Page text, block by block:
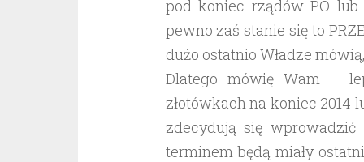
pod koniec rządów PO
pewno zaś stanie się to
dużo ostatnio Władze
Dlatego mówię Wam –
złotówkach na koniec 2014
zdecydują się
terminem będą miały